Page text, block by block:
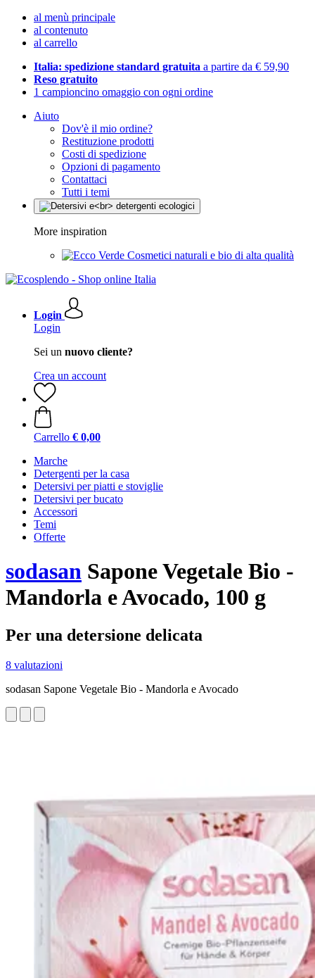
al menù principale
al contenuto
al carrello
Italia: spedizione standard gratuita a partire da € 59,90
Reso gratuito
1 campioncino omaggio con ogni ordine
Aiuto
Dov'è il mio ordine?
Restituzione prodotti
Costi di spedizione
Opzioni di pagamento
Contattaci
Tutti i temi
More inspiration
Cosmetici naturali e bio di alta qualità
Login
Login
Sei un nuovo cliente?
Crea un account
Carrello € 0,00
Marche
Detergenti per la casa
Detersivi per piatti e stoviglie
Detersivi per bucato
Accessori
Temi
Offerte
sodasan Sapone Vegetale Bio -
Mandorla e Avocado, 100 g
Per una detersione delicata
8 valutazioni
sodasan Sapone Vegetale Bio - Mandorla e Avocado